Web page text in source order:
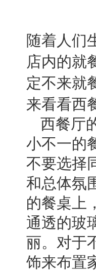
随着人们
店内的就
定不来就
来看看西
西餐厅
小不一的
不要选择
和总体氛
的餐桌上
通透的玻
丽。对于
饰来布置